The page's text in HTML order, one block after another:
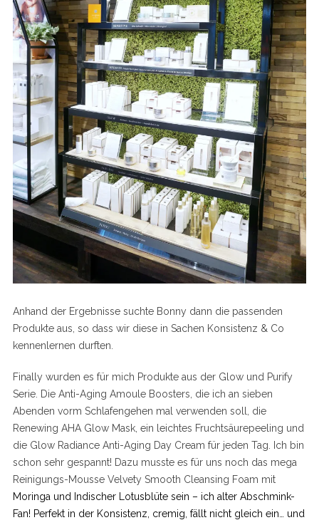
Anhand der Ergebnisse suchte Bonny dann die passenden
Produkte aus, so dass wir diese in Sachen Konsistenz & Co
kennenlernen durften.
Finally wurden es für mich Produkte aus der Glow und Purify
Serie. Die Anti-Aging Amoule Boosters, die ich an sieben
Abenden vorm Schlafengehen mal verwenden soll, die
Renewing AHA Glow Mask, ein leichtes Fruchtsäurepeeling und
die Glow Radiance Anti-Aging Day Cream für jeden Tag. Ich bin
schon sehr gespannt! Dazu musste es für uns noch das mega
Reinigungs-Mousse Velvety Smooth Cleansing Foam mit
Moringa und Indischer Lotusblüte sein – ich alter Abschmink-
Fan! Perfekt in der Konsistenz, cremig, fällt nicht gleich ein… und